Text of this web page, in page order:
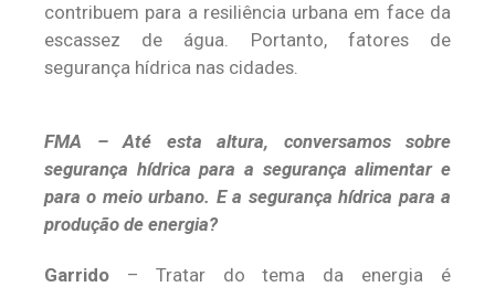
contribuem para a resiliência urbana em face da
escassez de água. Portanto, fatores de
segurança hídrica nas cidades.
FMA – Até esta altura, conversamos sobre
segurança hídrica para a segurança alimentar e
para o meio urbano. E a segurança hídrica para a
produção de energia?
Garrido – Tratar do tema da energia é